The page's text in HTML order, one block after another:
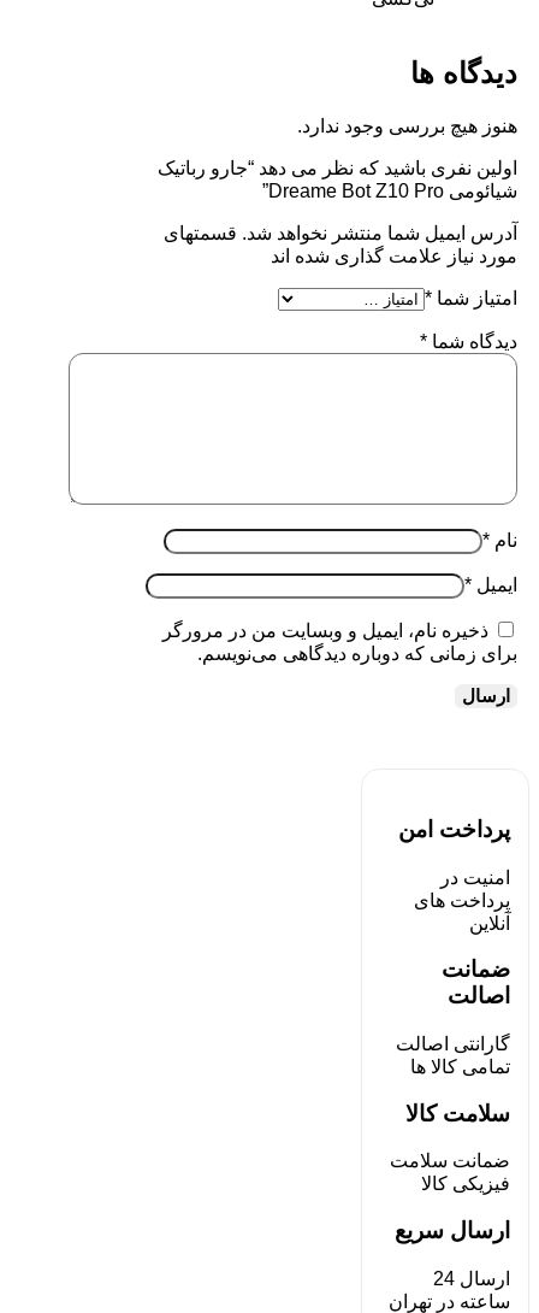
دیدگاه ها
هنوز هیچ بررسی وجود ندارد.
اولین نفری باشید که نظر می دهد “جارو رباتیک
شیائومی Dreame Bot Z10 Pro”
آدرس ایمیل شما منتشر نخواهد شد. قسمتهای
مورد نیاز علامت گذاری شده اند
امتیاز شما *
دیدگاه شما *
نام *
ایمیل *
ذخیره نام، ایمیل و وبسایت من در مرورگر
برای زمانی که دوباره دیدگاهی می‌نویسم.
پرداخت امن
امنیت در
پرداخت های
آنلاین
ضمانت
اصالت
گارانتی اصالت
تمامی کالا ها
سلامت کالا
ضمانت سلامت
فیزیکی کالا
ارسال سریع
ارسال 24
ساعته در تهران